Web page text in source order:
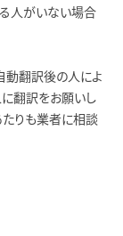
る人がいない場合
動翻訳後の人によ
に翻訳をお願いし
たりも業者に相談